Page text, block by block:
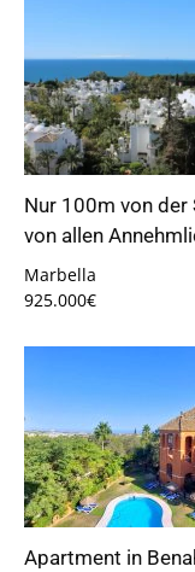
Nur 100m von der
von allen
Marbella
925.000€
Apartment in